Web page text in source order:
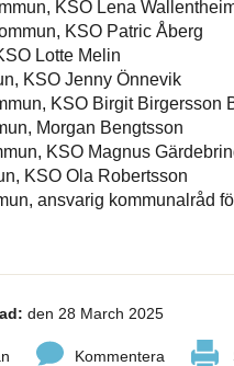
KSO Lena
KSO Patric Åberg
Lotte Melin
KSO Jenny Önnevik
KSO Birgit Birgersson
Morgan Bengtsson
KSO Magnus
KSO Ola Robertsson
ansvarig kommunalråd
den 28 March 2025
Kommentera